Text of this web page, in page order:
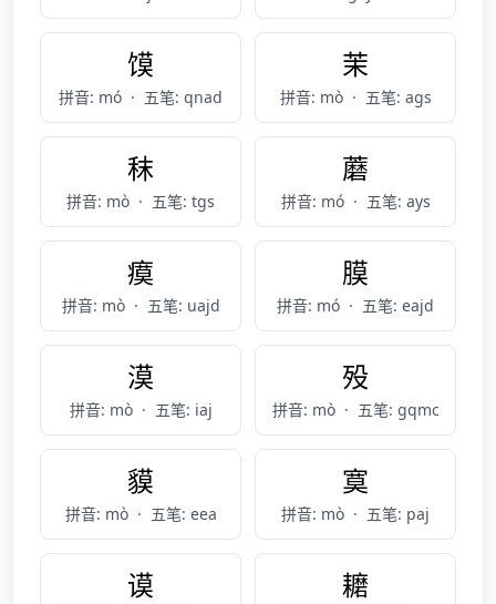
馍
拼音: mó · 五笔: qnad
茉
拼音: mò · 五笔: ags
秣
拼音: mò · 五笔: tgs
蘑
拼音: mó · 五笔: ays
瘼
拼音: mò · 五笔: uajd
膜
拼音: mó · 五笔: eajd
漠
拼音: mò · 五笔: iaj
殁
拼音: mò · 五笔: gqmc
貘
拼音: mò · 五笔: eea
寞
拼音: mò · 五笔: paj
谟 耱